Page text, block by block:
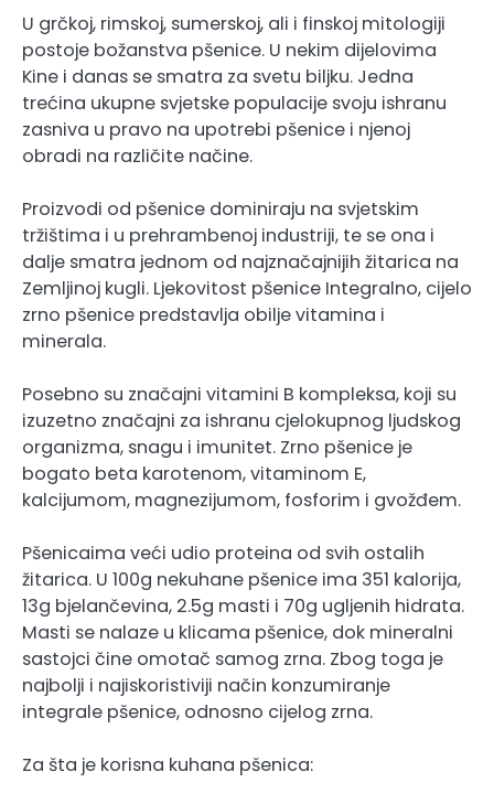
U grčkoj, rimskoj, sumerskoj, ali i finskoj mitologiji
postoje božanstva pšenice. U nekim dijelovima
Kine i danas se smatra za svetu biljku. Jedna
trećina ukupne svjetske populacije svoju ishranu
zasniva u pravo na upotrebi pšenice i njenoj
obradi na različite načine.
Proizvodi od pšenice dominiraju na svjetskim
tržištima i u prehrambenoj industriji, te se ona i
dalje smatra jednom od najznačajnijih žitarica na
Zemljinoj kugli. Ljekovitost pšenice Integralno, cijelo
zrno pšenice predstavlja obilje vitamina i
minerala.
Posebno su značajni vitamini B kompleksa, koji su
izuzetno značajni za ishranu cjelokupnog ljudskog
organizma, snagu i imunitet. Zrno pšenice je
bogato beta karotenom, vitaminom E,
kalcijumom, magnezijumom, fosforim i gvožđem.
Pšenicaima veći udio proteina od svih ostalih
žitarica. U 100g nekuhane pšenice ima 351 kalorija,
13g bjelančevina, 2.5g masti i 70g ugljenih hidrata.
Masti se nalaze u klicama pšenice, dok mineralni
sastojci čine omotač samog zrna. Zbog toga je
najbolji i najiskoristiviji način konzumiranje
integrale pšenice, odnosno cijelog zrna.
Za šta je korisna kuhana pšenica: